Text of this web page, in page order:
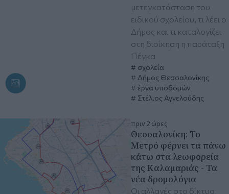
μετεγκατάσταση του
ειδικού σχολείου, τι λέει ο
Δήμος και τι καταλογίζει
στη διοίκηση η παράταξη
Πέγκα
σχολεία
Δήμος Θεσσαλονίκης
έργα υποδομών
Στέλιος Αγγελούδης
πριν 2 ώρες
Θεσσαλονίκη: Το
Μετρό φέρνει τα πάνω
κάτω στα λεωφορεία
της Καλαμαριάς - Τα
νέα δρομολόγια
Οι αλλαγές στο δίκτυο